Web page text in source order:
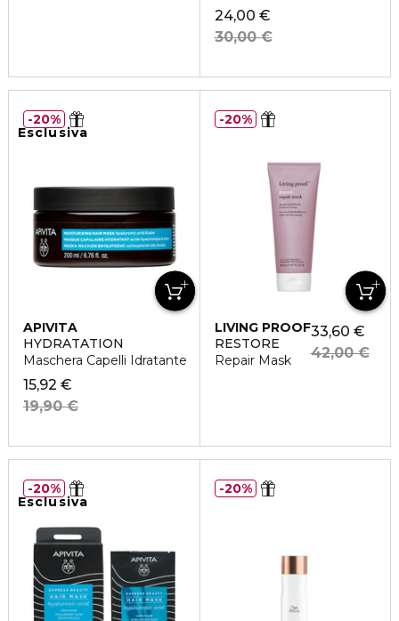
24,00 €
30,00 €
Esclusiva
APIVITA
HYDRATATION
Maschera Capelli Idratante
15,92 €
19,90 €
20%
LIVING PROOF
RESTORE
Repair Mask
33,60 €
42,00 €
20%
Esclusiva
20% 20%